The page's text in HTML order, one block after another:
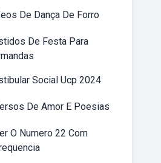
De Dança De Forro
De Festa Para
Social Ucp 2024
De Amor E Poesias
O Numero 22 Com